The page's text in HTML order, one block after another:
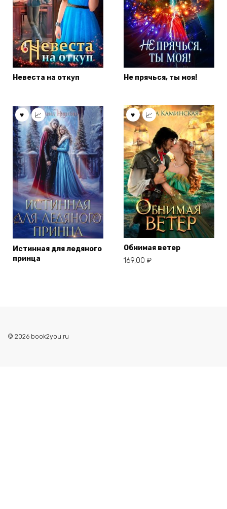
Невеста на откуп Не прячься, ты моя!
Истинная для ледяного
принца
Обнимая ветер
169,00 ₽
© 2026 book2you.ru